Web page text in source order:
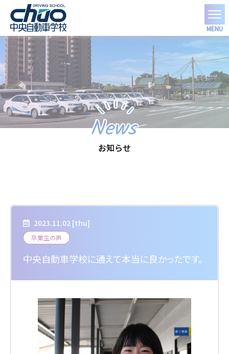
MENU
お知らせ
News
2023.11.02 [thu]
卒業生の声
中央自動車学校に通えて本当に良かったです。